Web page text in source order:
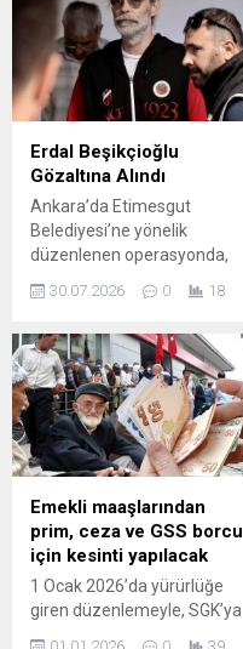
Erdal Beşikçioğlu
Gözaltına Alındı
Ankara’da Etimesgut
Belediyesi’ne yönelik
düzenlenen operasyonda,
Erdal Beşikçioğlu ve
kişi gözaltına alındı. DHA’nın
haberine göre polis ekipleri
belediye binasında arama
yaptı. Şu ana kadar 55
şüpheliden 52’si gözaltına
alındı. Şüphelilere ait 56
ikamet, 15 iş yeri ve 41
araçta arama ve el koyma...
30.07.2026 0 18
Emekli maaşlarından
prim, ceza ve GSS borcu
için kesinti yapılacak
1 Ocak 2026’da yürürlüğe
giren düzenlemeyle, SGK’ya